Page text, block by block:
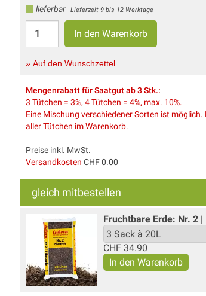
lieferbar
Lieferzeit 9 bis 12 Werktage
» Auf den Wunschzettel
Mengenrabatt für Saatgut ab 3 Stk.:
3 Tütchen = 3%, 4 Tütchen = 4%, max. 10%.
Eine Mischung verschiedener Sorten ist möglich.
aller Tütchen im Warenkorb.
Preise inkl. MwSt.
Versandkosten CHF 0.00
gleich mitbestellen
Fruchtbare Erde: Nr. 2
CHF 34.90